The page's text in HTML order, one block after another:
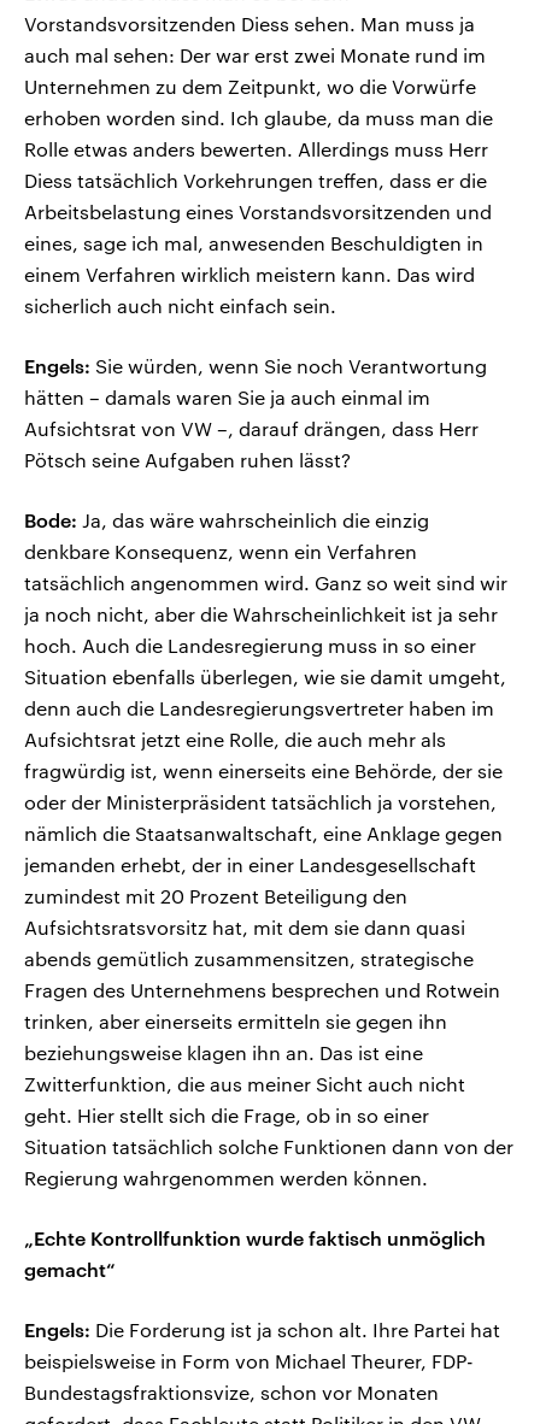
Vorstandsvorsitzenden Diess sehen. Man muss ja
auch mal sehen: Der war erst zwei Monate rund im
Unternehmen zu dem Zeitpunkt, wo die Vorwürfe
erhoben worden sind. Ich glaube, da muss man die
Rolle etwas anders bewerten. Allerdings muss Herr
Diess tatsächlich Vorkehrungen treffen, dass er die
Arbeitsbelastung eines Vorstandsvorsitzenden und
eines, sage ich mal, anwesenden Beschuldigten in
einem Verfahren wirklich meistern kann. Das wird
sicherlich auch nicht einfach sein.
Engels: Sie würden, wenn Sie noch Verantwortung
hätten – damals waren Sie ja auch einmal im
Aufsichtsrat von VW –, darauf drängen, dass Herr
Pötsch seine Aufgaben ruhen lässt?
Bode: Ja, das wäre wahrscheinlich die einzig
denkbare Konsequenz, wenn ein Verfahren
tatsächlich angenommen wird. Ganz so weit sind wir
ja noch nicht, aber die Wahrscheinlichkeit ist ja sehr
hoch. Auch die Landesregierung muss in so einer
Situation ebenfalls überlegen, wie sie damit umgeht,
denn auch die Landesregierungsvertreter haben im
Aufsichtsrat jetzt eine Rolle, die auch mehr als
fragwürdig ist, wenn einerseits eine Behörde, der sie
oder der Ministerpräsident tatsächlich ja vorstehen,
nämlich die Staatsanwaltschaft, eine Anklage gegen
jemanden erhebt, der in einer Landesgesellschaft
zumindest mit 20 Prozent Beteiligung den
Aufsichtsratsvorsitz hat, mit dem sie dann quasi
abends gemütlich zusammensitzen, strategische
Fragen des Unternehmens besprechen und Rotwein
trinken, aber einerseits ermitteln sie gegen ihn
beziehungsweise klagen ihn an. Das ist eine
Zwitterfunktion, die aus meiner Sicht auch nicht
geht. Hier stellt sich die Frage, ob in so einer
Situation tatsächlich solche Funktionen dann von der
Regierung wahrgenommen werden können.
„Echte Kontrollfunktion wurde faktisch unmöglich
gemacht“
Engels: Die Forderung ist ja schon alt. Ihre Partei hat
beispielsweise in Form von Michael Theurer, FDP-
Bundestagsfraktionsvize, schon vor Monaten